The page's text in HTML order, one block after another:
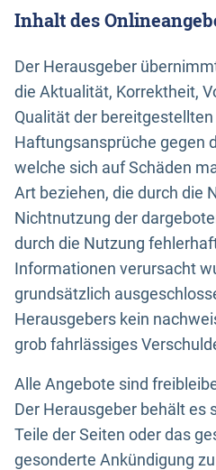
Inhalt des
Der Herausgeber
die Aktualität, Korrektheit,
Qualität der
Haftungsansprüche gegen
welche sich auf Schäden
Art beziehen, die durch die
Nichtnutzung der
durch die Nutzung
Informationen verursacht
grundsätzlich
Herausgebers kein
grob fahrlässiges
Alle Angebote sind
Der Herausgeber behält es
Teile der Seiten oder das
gesonderte Ankündigung